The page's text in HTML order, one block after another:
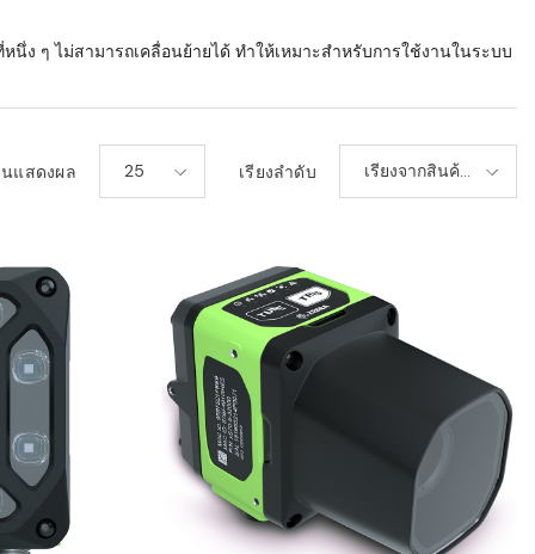
ง ๆ ไม่สามารถเคลื่อนย้ายได้ ทำให้เหมาะสำหรับการใช้งานในระบบ
แสดงผล 25 เรียงลำดับ
เรียงจากสินค้า
ใหม่-เก่า